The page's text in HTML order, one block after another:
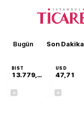
Bugün Son Dakika
BIST
13.779,39
USD
47,71